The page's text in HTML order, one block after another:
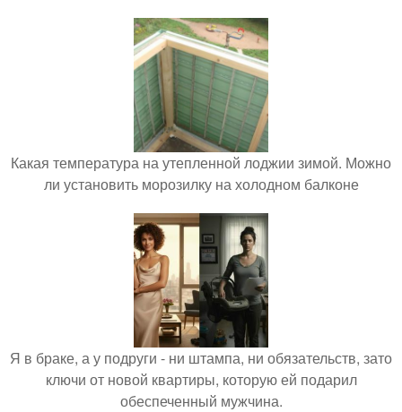
Какая температура на утепленной лоджии зимой. Можно
ли установить морозилку на холодном балконе
Я в браке, а у подруги - ни штампа, ни обязательств, зато
ключи от новой квартиры, которую ей подарил
обеспеченный мужчина.